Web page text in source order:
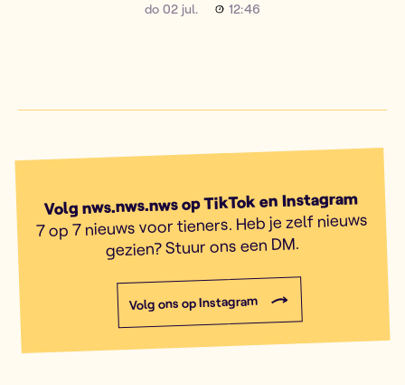
do 02 jul. 12:46
Volg nws.nws.nws op TikTok en Instagram
7 op 7 nieuws voor tieners. Heb je zelf nieuws
gezien? Stuur ons een DM.
Volg ons op Instagram